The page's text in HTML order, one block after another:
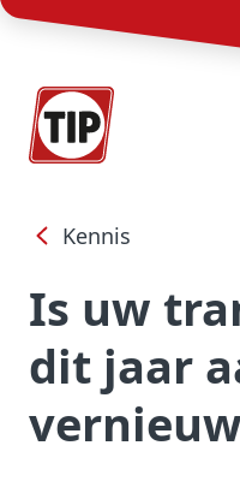
Kennis
Is uw
dit jaar